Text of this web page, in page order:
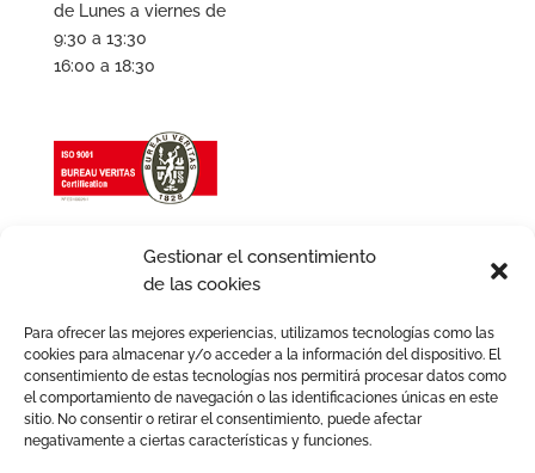
Gestionar el consentimiento
de las cookies
Para ofrecer las mejores experiencias, utilizamos tecnologías como las
cookies para almacenar y/o acceder a la información del dispositivo. El
consentimiento de estas tecnologías nos permitirá procesar datos como
el comportamiento de navegación o las identificaciones únicas en este
sitio. No consentir o retirar el consentimiento, puede afectar
negativamente a ciertas características y funciones.
de Lunes a viernes de
9:30 a 13:30
16:00 a 18:30